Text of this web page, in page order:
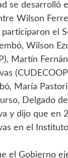
se desarrolló
Wilson
participaron el
Wilson
Martín
María
Delgado
y dijo que en
en el
el Gobierno